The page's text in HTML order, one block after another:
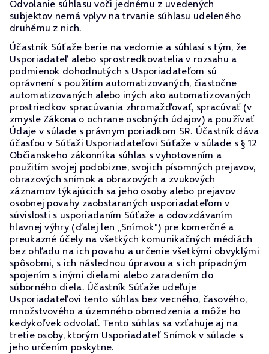
Odvolanie súhlasu voči jednému z uvedených
subjektov nemá vplyv na trvanie súhlasu udeleného
druhému z nich.
Účastník Súťaže berie na vedomie a súhlasí s tým, že
Usporiadateľ alebo sprostredkovatelia v rozsahu a
podmienok dohodnutých s Usporiadateľom sú
oprávnení s použitím automatizovaných, čiastočne
automatizovaných alebo iných ako automatizovaných
prostriedkov spracúvania zhromažďovať, spracúvať (v
zmysle Zákona o ochrane osobných údajov) a používať
Údaje v súlade s právnym poriadkom SR. Účastník dáva
účasťou v Súťaži Usporiadateľovi Súťaže v súlade s § 12
Občianskeho zákonníka súhlas s vyhotovením a
použitím svojej podobizne, svojich písomných prejavov,
obrazových snímok a obrazových a zvukových
záznamov týkajúcich sa jeho osoby alebo prejavov
osobnej povahy zaobstaraných usporiadateľom v
súvislosti s usporiadaním Súťaže a odovzdávaním
hlavnej výhry (ďalej len „Snímok") pre komerčné a
preukazné účely na všetkých komunikačných médiách
bez ohľadu na ich povahu a určenie všetkými obvyklými
spôsobmi, s ich následnou úpravou a s ich prípadným
spojením s inými dielami alebo zaradením do
súborného diela. Účastník Súťaže udeľuje
Usporiadateľovi tento súhlas bez vecného, časového,
množstvového a územného obmedzenia a môže ho
kedykoľvek odvolať. Tento súhlas sa vzťahuje aj na
tretie osoby, ktorým Usporiadateľ Snímok v súlade s
jeho určením poskytne.